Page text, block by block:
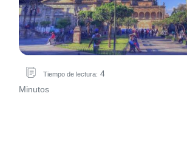
Tiempo de lectura: 4
Minutos